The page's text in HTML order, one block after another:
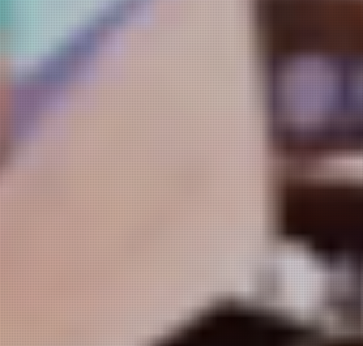
くの皆様の温かいご支援によ
り、無事目標を大きく超え達成
することができました。
この達成を記念し、感謝の気持
ちを込めた期間限定の特別宿泊
プランをご用意いたしました。
本プランでは、通常料金よりも
大変お得なご優待価格にてご宿
泊いただけます。
更にご夕食時にお飲み物を１杯
サービス！
ートします。
ご夕食は贅沢に黒毛和牛の陶板
焼きをメインに、旬の食材を使
った料理長特製の祝い膳をご用
意します。
特別なひとときを吉川屋でお過
ごしくださいませ。